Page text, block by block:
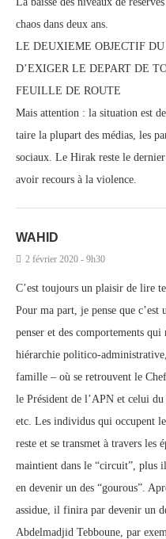
chaos dans deux ans.
LE DEUXIEME OBJECTIF
D’EXIGER LE DEPART DE
FEUILLE DE ROUTE
Mais attention : la situation est
taire la plupart des médias, les
sociaux. Le Hirak reste le
avoir recours à la violence.
WAHID
2 février 2020 - 9h30
C’est toujours un plaisir de lire
Pour ma part, je pense que c’est
penser et des comportements
hiérarchie politico-
famille – où se retrouvent le
le Président de l’APN et celui
etc. Les individus qui occupent
reste et se transmet à travers les
maintient dans le “circuit”, plus
en devenir un des “gourous”.
assidue, il finira par devenir un
Abdelmadjid Tebboune, par